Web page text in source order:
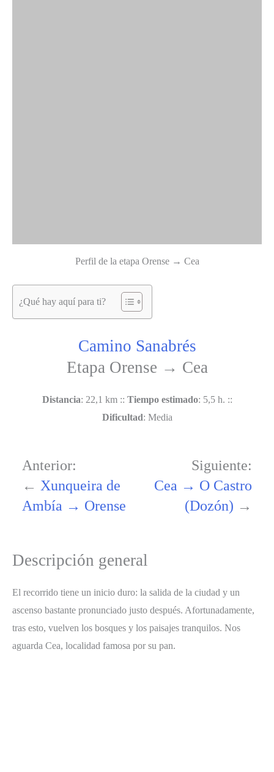
Perfil de la etapa Orense → Cea
¿Qué hay aquí para ti?
Camino Sanabrés
Etapa Orense → Cea
Distancia: 22,1 km :: Tiempo estimado: 5,5 h. ::
Dificultad: Media
Anterior:
← Xunqueira de
Ambía → Orense
Siguiente:
Cea → O Castro
(Dozón) →
Descripción general
El recorrido tiene un inicio duro: la salida de la ciudad y un
ascenso bastante pronunciado justo después. Afortunadamente,
tras esto, vuelven los bosques y los paisajes tranquilos. Nos
aguarda Cea, localidad famosa por su pan.